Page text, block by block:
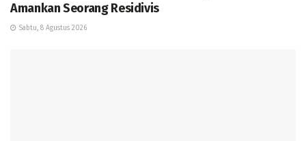
Amankan Seorang Residivis
Sabtu, 8 Agustus 2026